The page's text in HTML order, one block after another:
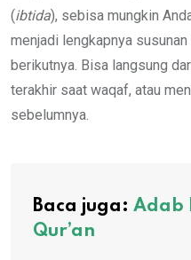
(ibtida), sebisa mungkin
menjadi lengkapnya
berikutnya. Bisa langsung
terakhir saat waqaf, atau
sebelumnya.
Baca juga: Adab
Qur’an